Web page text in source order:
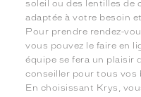
soleil ou des lentilles de
adaptée à votre besoin
Pour prendre rendez-
vous pouvez le faire en
équipe se fera un plaisir
conseiller pour tous vos
En choisissant Krys,